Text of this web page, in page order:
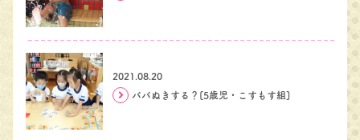
2021.08.20
ババぬきする？[5歳児・こすもす組]